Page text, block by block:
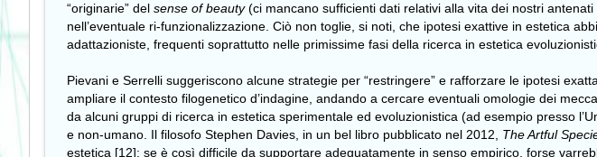
“originarie” del sense of beauty (ci mancano sufficienti dati relativi alla vita dei nostri
nell’eventuale ri-funzionalizzazione. Ciò non toglie, si noti, che ipotesi exattive in estetica
adattazioniste, frequenti soprattutto nelle primissime fasi della ricerca in estetica
Pievani e Serrelli suggeriscono alcune strategie per “restringere” e rafforzare le ipotesi
ampliare il contesto filogenetico d’indagine, andando a cercare eventuali omologie dei
da alcuni gruppi di ricerca in estetica sperimentale ed evoluzionistica (ad esempio presso
e non-umano. Il filosofo Stephen Davies, in un bel libro pubblicato nel 2012,
The Artful
estetica [12]: se è così difficile da supportare adeguatamente in senso empirico, forse